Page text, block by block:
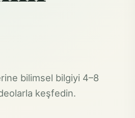
bilimsel bilgiyi 4–8
keşfedin.